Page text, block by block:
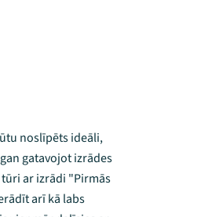
noslīpēts ideāli,
gatavojot izrādes
ar izrādi "Pirmās
arī kā labs